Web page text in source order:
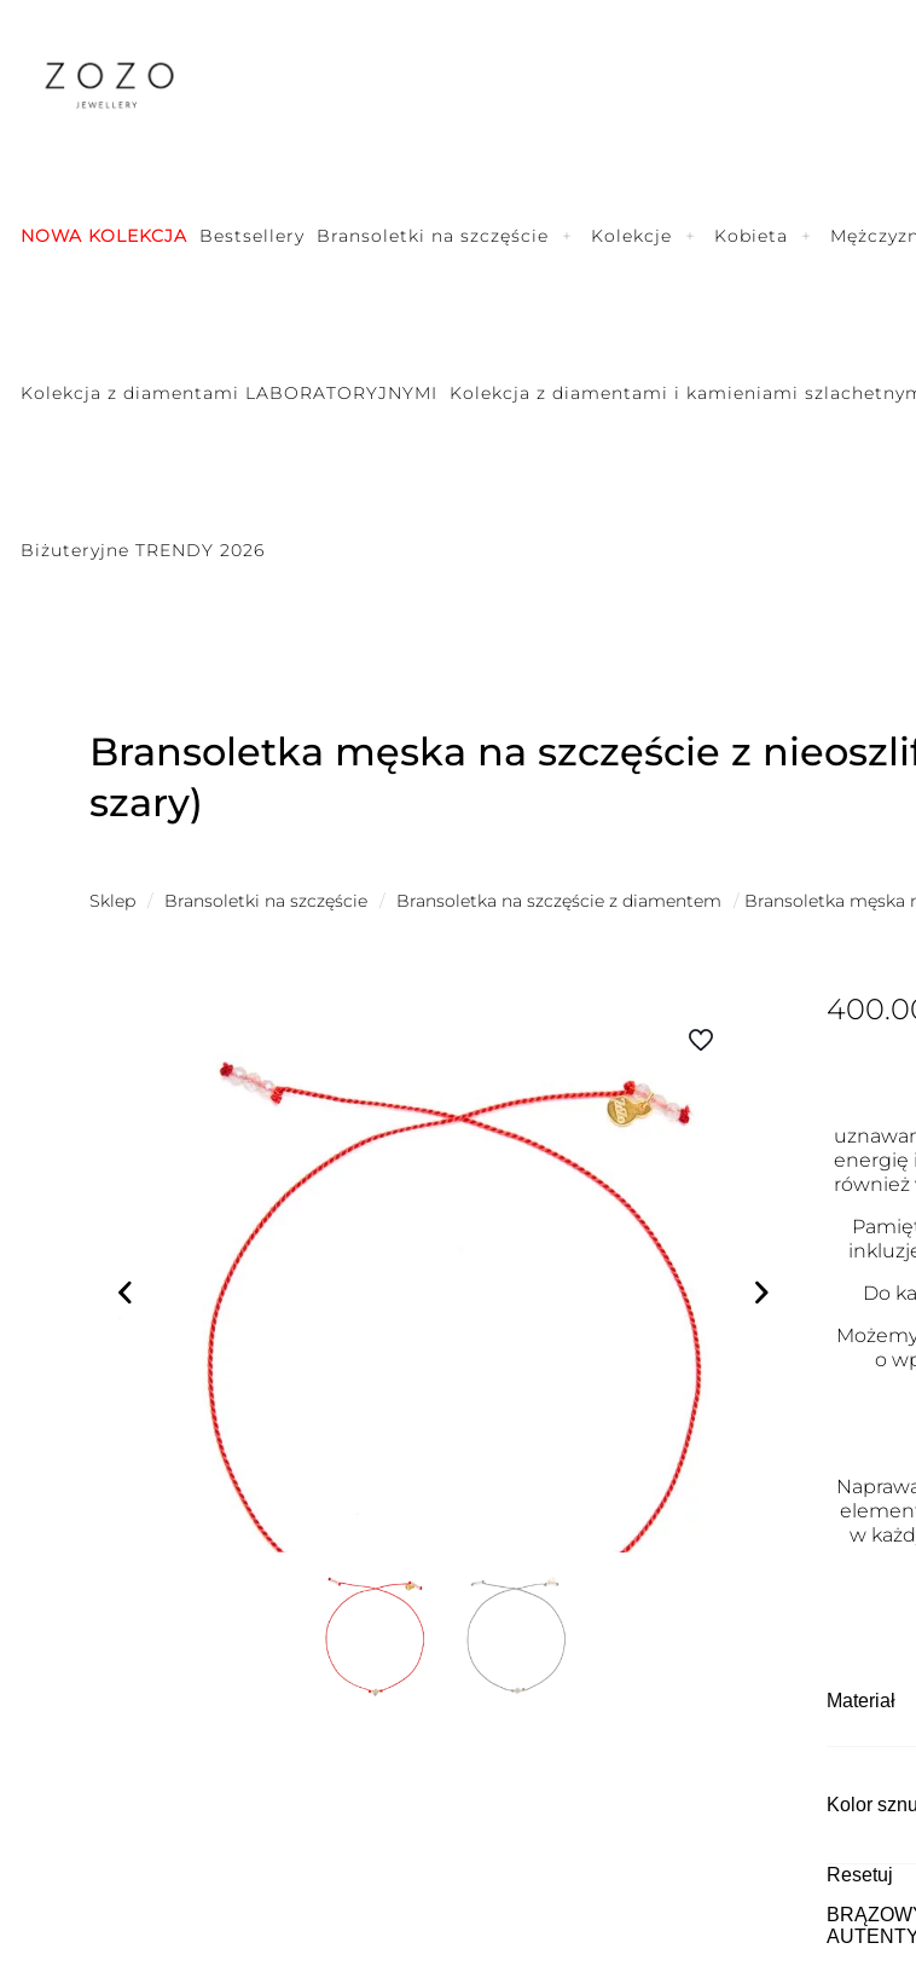
NOWA KOLEKCJA Bestsellery Bransoletki na szczęście Kolekcje Kobieta
Kolekcja z diamentami LABORATORYJNYMI Kolekcja z diamentami i kamieniami
Biżuteryjne TRENDY 2026
Bransoletka męska na szczęście z
szary)
Sklep / Bransoletki na szczęście / Bransoletka na szczęście z diamentem / Bransoletka męska
energię
również
Do
o
w
Materiał
Kolor
Resetuj